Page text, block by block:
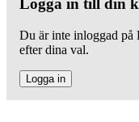
Logga in till din
Du är inte inloggad på
efter dina val.
Logga in